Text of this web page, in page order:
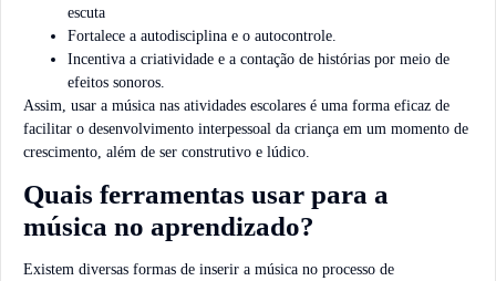
escuta
Fortalece a autodisciplina e o autocontrole.
Incentiva a criatividade e a contação de histórias por meio de
efeitos sonoros.
Assim, usar a música nas atividades escolares é uma forma eficaz de
facilitar o desenvolvimento interpessoal da criança em um momento de
crescimento, além de ser construtivo e lúdico.
Quais ferramentas usar para a
música no aprendizado?
Existem diversas formas de inserir a música no processo de